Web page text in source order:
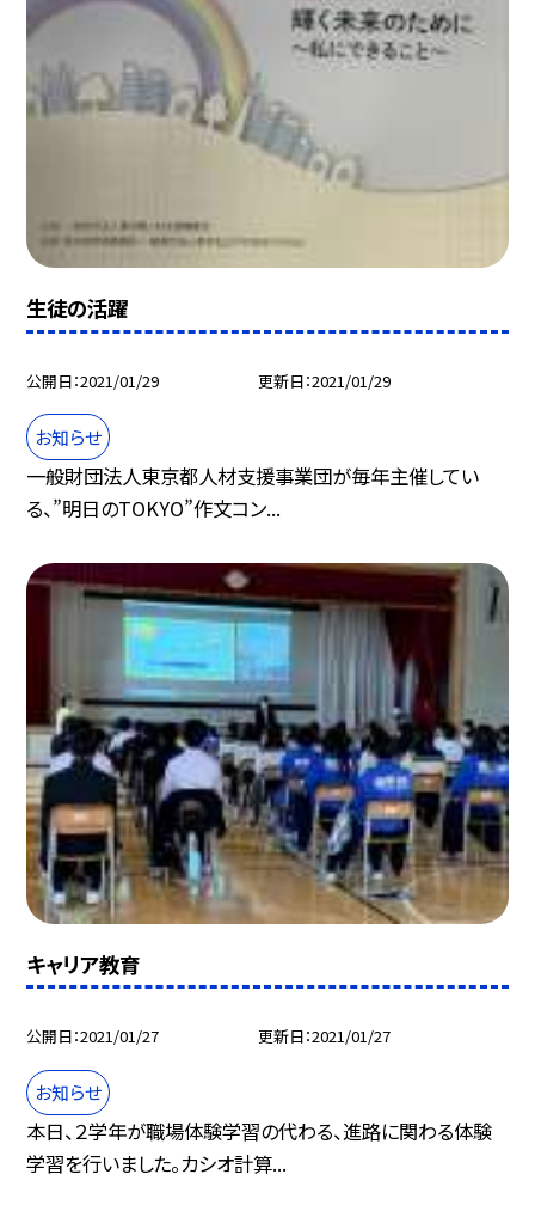
生徒の活躍
公開日 2021/01/29 更新日 2021/01/29
お知らせ
一般財団法人東京都人材支援事業団が毎年主催してい
る、”明日のTOKYO”作文コン...
キャリア教育
公開日 2021/01/27 更新日 2021/01/27
お知らせ
本日、２学年が職場体験学習の代わる、進路に関わる体験
学習を行いました。カシオ計算...